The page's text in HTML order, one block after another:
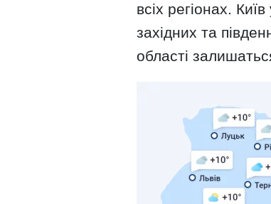
всіх регіонах.
західних та
області